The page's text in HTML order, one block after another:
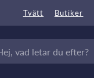
Tvätt Butiker